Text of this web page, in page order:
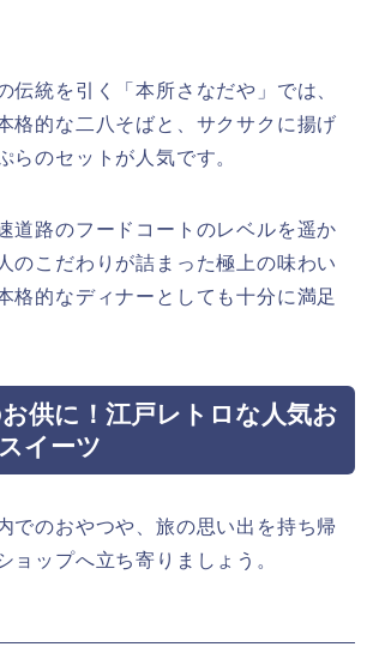
伝統を引く「本所さなだや」では、
格的な二八そばと、サクサクに揚げ
らのセットが人気です。
道路のフードコートのレベルを遥か
のこだわりが詰まった極上の味わい
格的なディナーとしても十分に満足
供に！江戸レトロな人気お
イーツ
でのおやつや、旅の思い出を持ち帰
ョップへ立ち寄りましょう。